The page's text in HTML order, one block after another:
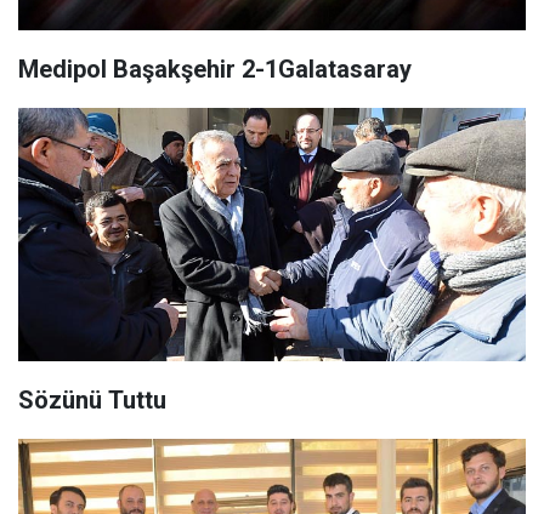
Medipol Başakşehir 2-1Galatasaray
Sözünü Tuttu